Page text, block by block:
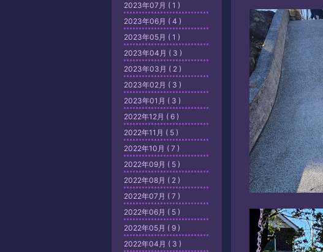
2023年07月 ( 1 )
2023年06月 ( 4 )
2023年05月 ( 1 )
2023年04月 ( 3 )
2023年03月 ( 2 )
2023年02月 ( 3 )
2023年01月 ( 3 )
2022年12月 ( 6 )
2022年11月 ( 5 )
2022年10月 ( 7 )
2022年09月 ( 5 )
2022年08月 ( 2 )
2022年07月 ( 7 )
2022年06月 ( 5 )
2022年05月 ( 9 )
2022年04月 ( 3 )